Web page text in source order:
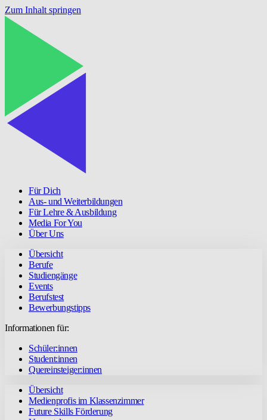
Zum Inhalt springen
Für Dich
Aus- und Weiterbildungen
Für Lehre & Ausbildung
Media For You
Über Uns
Übersicht
Berufe
Studiengänge
Events
Berufstest
Bewerbungstipps
Informationen für:
Schüler:innen
Student:innen
Quereinsteiger:innen
Übersicht
Medienprofis im Klassenzimmer
Future Skills Förderung